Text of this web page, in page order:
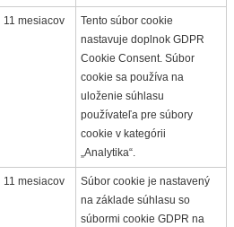
11 mesiacov
Tento súbor cookie
nastavuje doplnok GDPR
Cookie Consent. Súbor
cookie sa používa na
uloženie súhlasu
používateľa pre súbory
cookie v kategórii
„Analytika“.
11 mesiacov
Súbor cookie je nastavený
na základe súhlasu so
súbormi cookie GDPR na